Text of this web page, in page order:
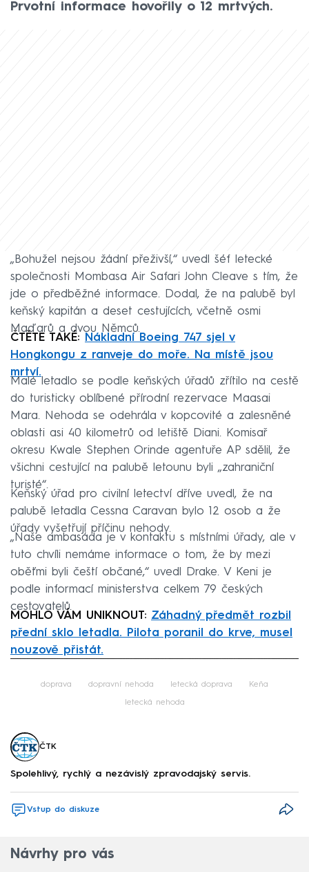
Prvotní informace hovořily o 12 mrtvých.
„Bohužel nejsou žádní přeživší,“ uvedl šéf letecké
společnosti Mombasa Air Safari John Cleave s tím, že
jde o předběžné informace. Dodal, že na palubě byl
keňský kapitán a deset cestujících, včetně osmi
Maďarů a dvou Němců.
ČTĚTE TAKÉ:
Nákladní Boeing 747 sjel v
Hongkongu z ranveje do moře. Na místě jsou
mrtví.
Malé letadlo se podle keňských úřadů zřítilo na cestě
do turisticky oblíbené přírodní rezervace Maasai
Mara. Nehoda se odehrála v kopcovité a zalesněné
oblasti asi 40 kilometrů od letiště Diani. Komisař
okresu Kwale Stephen Orinde agentuře AP sdělil, že
všichni cestující na palubě letounu byli „zahraniční
turisté“.
Keňský úřad pro civilní letectví dříve uvedl, že na
palubě letadla Cessna Caravan bylo 12 osob a že
úřady vyšetřují příčinu nehody.
„Naše ambasáda je v kontaktu s místními úřady, ale v
tuto chvíli nemáme informace o tom, že by mezi
oběťmi byli čeští občané,“ uvedl Drake. V Keni je
podle informací ministerstva celkem 79 českých
cestovatelů.
MOHLO VÁM UNIKNOUT: Záhadný předmět rozbil
přední sklo letadla. Pilota poranil do krve, musel
nouzově přistát.
doprava dopravní nehoda letecká doprava Keňa
letecká nehoda
ČTK
Spolehlivý, rychlý a nezávislý zpravodajský servis.
Vstup do diskuze
Návrhy pro vás